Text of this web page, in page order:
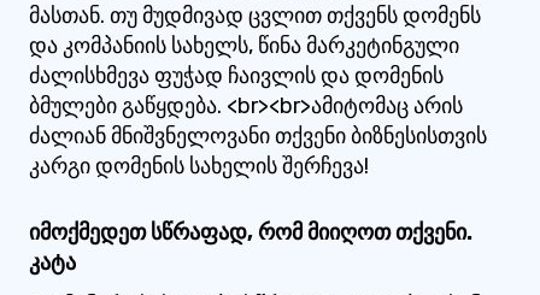
მასთან. თუ მუდმივად ცვლით თქვენს დომენს
და კომპანიის სახელს, წინა მარკეტინგული
ძალისხმევა ფუჭად ჩაივლის და დომენის
ბმულები გაწყდება. <br><br>ამიტომაც არის
ძალიან მნიშვნელოვანი თქვენი ბიზნესისთვის
კარგი დომენის სახელის შერჩევა!
იმოქმედეთ სწრაფად, რომ მიიღოთ თქვენი.
კატა